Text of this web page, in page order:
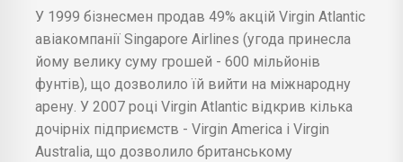
У 1999 бізнесмен продав 49% акцій Virgin Atlantic
авіакомпанії Singapore Airlines (угода принесла
йому велику суму грошей - 600 мільйонів
фунтів), що дозволило їй вийти на міжнародну
арену. У 2007 році Virgin Atlantic відкрив кілька
дочірніх підприємств - Virgin America і Virgin
Australia, що дозволило британському